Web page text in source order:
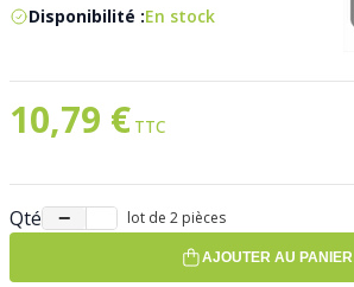
Disponibilité :En stock
10,79 €
Qté − +
lot de 2 pièces
AJOUTER AU PANIER